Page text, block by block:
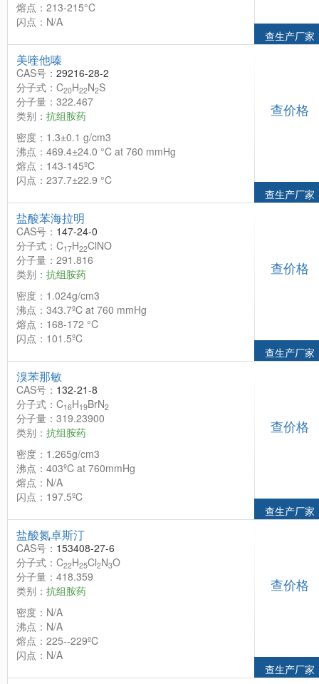
熔点：213-215°C
闪点：N/A
查生产厂家
美喹他嗪
CAS号： 29216-28-2
分子式：C20H22N2S
分子量：322.467
类别： 抗组胺药
密度：1.3±0.1 g/cm3
沸点：469.4±24.0 °C at 760 mmHg
熔点：143-145ºC
闪点：237.7±22.9 °C
查价格
查生产厂家
盐酸苯海拉明
CAS号： 147-24-0
分子式：C17H22ClNO
分子量：291.816
类别： 抗组胺药
密度：1.024g/cm3
沸点：343.7ºC at 760 mmHg
熔点：168-172 °C
闪点：101.5ºC
查价格
查生产厂家
溴苯那敏
CAS号： 132-21-8
分子式：C16H19BrN2
分子量：319.23900
类别： 抗组胺药
密度：1.265g/cm3
沸点：403ºC at 760mmHg
熔点：N/A
闪点：197.5ºC
查价格
查生产厂家
盐酸氮卓斯汀
CAS号： 153408-27-6
分子式：C22H25Cl2N3O
分子量：418.359
类别： 抗组胺药
密度：N/A
沸点：N/A
熔点：225--229ºC
闪点：N/A
查价格
查生产厂家